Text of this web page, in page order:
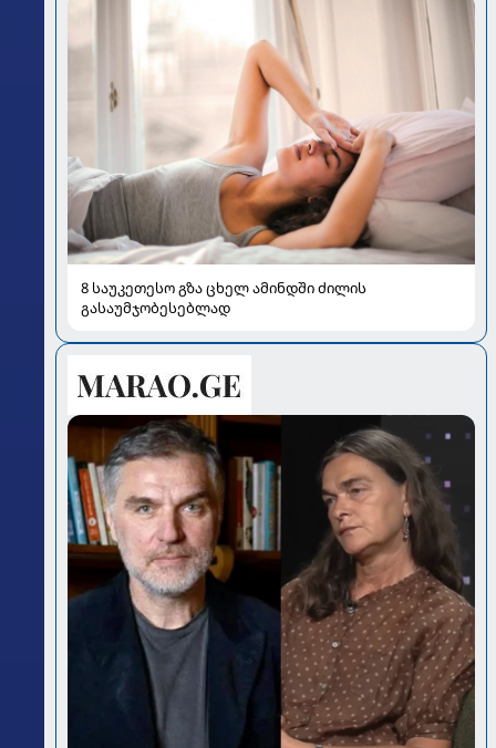
8 საუკეთესო გზა ცხელ ამინდში ძილის
გასაუმჯობესებლად